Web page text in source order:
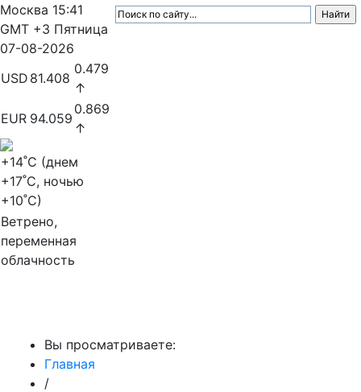
Москва 15:41
GMT +3 Пятница
07-08-2026
USD 81.408
0.479
↑
EUR 94.059
0.869
↑
+14˚C (днем
+17˚C, ночью
+10˚C)
Ветрено,
переменная
облачность
Вы просматриваете:
Главная
/